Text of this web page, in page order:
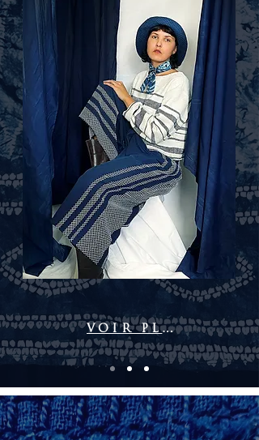
VOIR PLUS